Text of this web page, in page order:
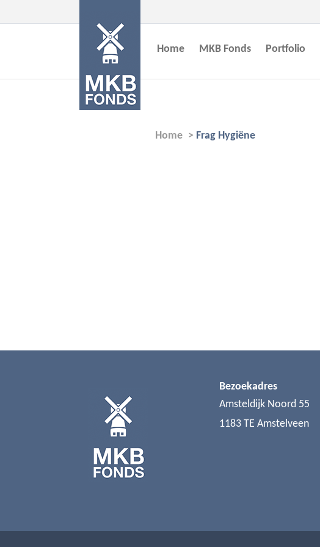
Home MKB Fonds Portfolio
Home > Frag Hygiëne
Bezoekadres
Amsteldijk Noord 55
1183 TE Amstelveen